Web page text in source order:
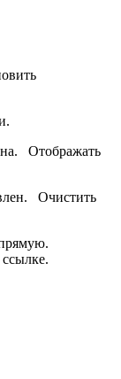
Отображать
Очистить